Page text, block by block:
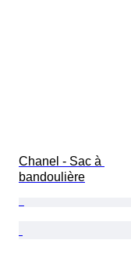
Chanel - Sac à
bandoulière